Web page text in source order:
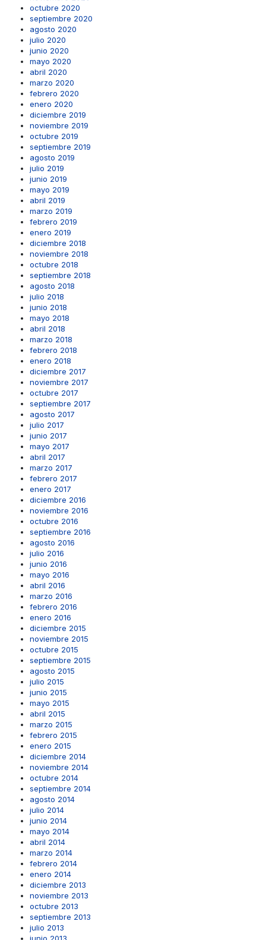
octubre 2020
septiembre 2020
agosto 2020
julio 2020
junio 2020
mayo 2020
abril 2020
marzo 2020
febrero 2020
enero 2020
diciembre 2019
noviembre 2019
octubre 2019
septiembre 2019
agosto 2019
julio 2019
junio 2019
mayo 2019
abril 2019
marzo 2019
febrero 2019
enero 2019
diciembre 2018
noviembre 2018
octubre 2018
septiembre 2018
agosto 2018
julio 2018
junio 2018
mayo 2018
abril 2018
marzo 2018
febrero 2018
enero 2018
diciembre 2017
noviembre 2017
octubre 2017
septiembre 2017
agosto 2017
julio 2017
junio 2017
mayo 2017
abril 2017
marzo 2017
febrero 2017
enero 2017
diciembre 2016
noviembre 2016
octubre 2016
septiembre 2016
agosto 2016
julio 2016
junio 2016
mayo 2016
abril 2016
marzo 2016
febrero 2016
enero 2016
diciembre 2015
noviembre 2015
octubre 2015
septiembre 2015
agosto 2015
julio 2015
junio 2015
mayo 2015
abril 2015
marzo 2015
febrero 2015
enero 2015
diciembre 2014
noviembre 2014
octubre 2014
septiembre 2014
agosto 2014
julio 2014
junio 2014
mayo 2014
abril 2014
marzo 2014
febrero 2014
enero 2014
diciembre 2013
noviembre 2013
octubre 2013
septiembre 2013
julio 2013